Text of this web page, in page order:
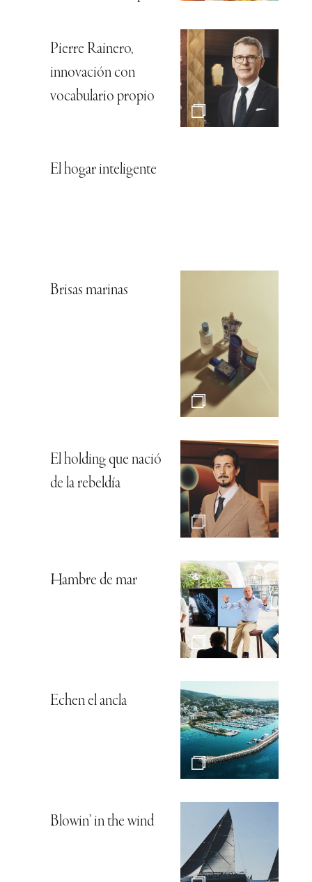
Pierre Rainero,
innovación con
vocabulario propio
El hogar inteligente
Brisas marinas
El holding que nació
de la rebeldía
Hambre de mar
Echen el ancla
Blowin’ in the wind